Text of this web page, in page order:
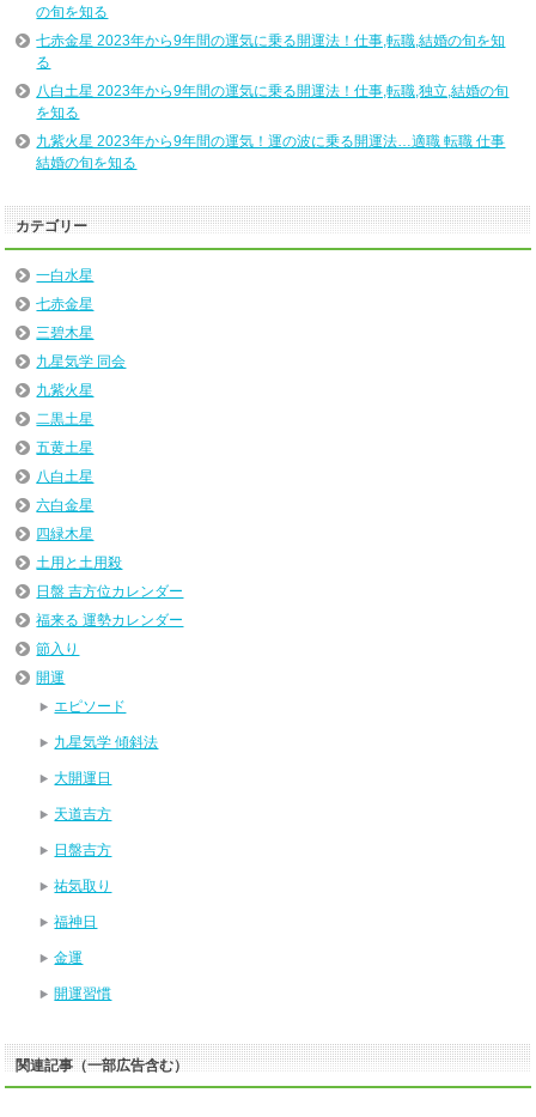
の旬を知る
七赤金星 2023年から9年間の運気に乗る開運法！仕事,転職,結婚の旬を知
る
八白土星 2023年から9年間の運気に乗る開運法！仕事,転職,独立,結婚の旬
を知る
九紫火星 2023年から9年間の運気！運の波に乗る開運法…適職 転職 仕事
結婚の旬を知る
カテゴリー
一白水星
七赤金星
三碧木星
九星気学 同会
九紫火星
二黒土星
五黄土星
八白土星
六白金星
四緑木星
土用と土用殺
日盤 吉方位カレンダー
福来る 運勢カレンダー
節入り
開運
エピソード
九星気学 傾斜法
大開運日
天道吉方
日盤吉方
祐気取り
福神日
金運
開運習慣
関連記事（一部広告含む）